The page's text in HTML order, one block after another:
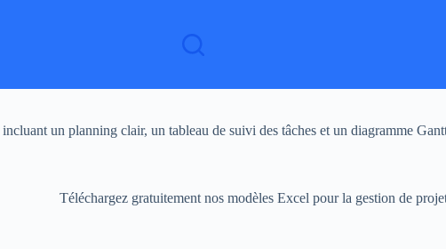
un planning clair, un tableau de suivi des tâches et un diagramme
Téléchargez gratuitement nos modèles Excel pour la gestion de